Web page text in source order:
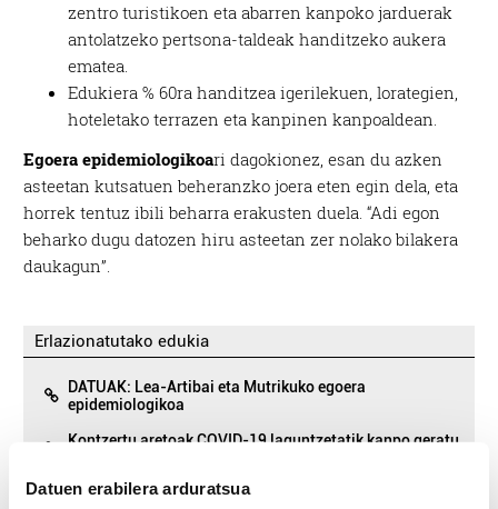
Datuen erabilera arduratsua
zentro turistikoen eta abarren kanpoko jarduerak
antolatzeko pertsona-taldeak handitzeko aukera
ematea.
Edukiera % 60ra handitzea igerilekuen, lorategien,
hoteletako terrazen eta kanpinen kanpoaldean.
Egoera epidemiologikoari dagokionez, esan du azken
asteetan kutsatuen beheranzko joera eten egin dela, eta
horrek tentuz ibili beharra erakusten duela. “Adi egon
beharko dugu datozen hiru asteetan zer nolako bilakera
daukagun”.
Erlazionatutako edukia
DATUAK: Lea-Artibai eta Mutrikuko egoera
epidemiologikoa
Kontzertu aretoak COVID-19 laguntzetatik kanpo geratu
Udako oporrak “antolatu” eta txertoa “lehenesteko”